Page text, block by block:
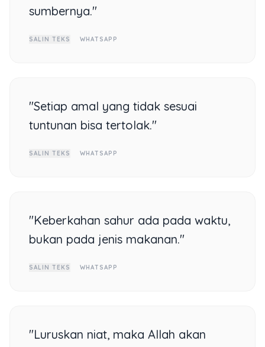
sumbernya."
SALIN TEKS WHATSAPP
"Setiap amal yang tidak sesuai
tuntunan bisa tertolak."
SALIN TEKS WHATSAPP
"Keberkahan sahur ada pada waktu,
bukan pada jenis makanan."
SALIN TEKS WHATSAPP
"Luruskan niat, maka Allah akan